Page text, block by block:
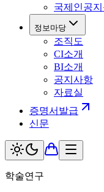
국제인공
정보마당
조직도
CI소개
BI소개
공지사항
자료실
증명서발급
신문
학술연구